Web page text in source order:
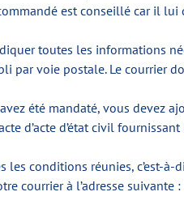
est conseillé car il
toutes les informations
par voie postale. Le courrier
été mandaté, vous devez
d’acte d’état civil
les conditions réunies, c’est-
courrier à l’adresse suivante